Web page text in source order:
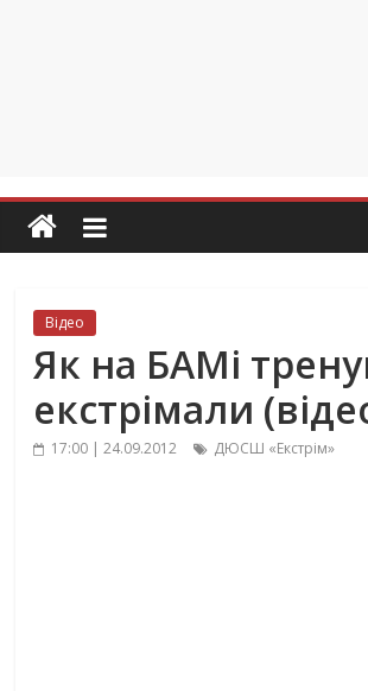
Відео
Як на БАМі
екстрімали
17:00 | 24.09.2012 ДЮСШ «Екстрім»